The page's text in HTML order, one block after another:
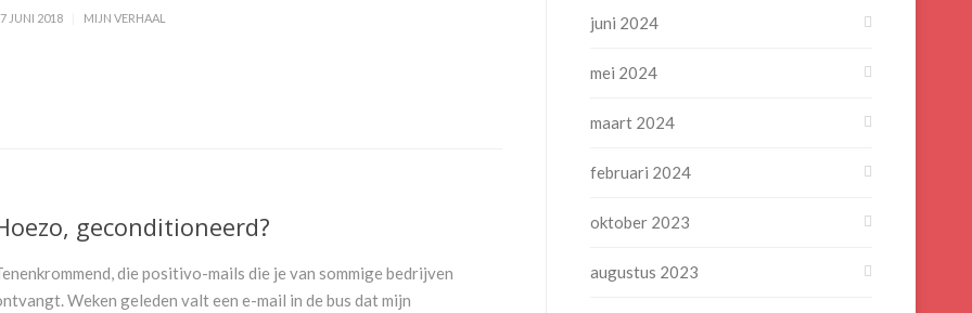
JUNI 2018 MIJN VERHAAL
geconditioneerd?
die positivo-mails die je van sommige bedrijven
Weken geleden valt een e-mail in de bus dat mijn
juni 2024
mei 2024
maart 2024
februari 2024
oktober 2023
augustus 2023